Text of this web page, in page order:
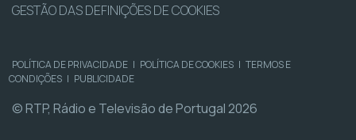
GESTÃO DAS DEFINIÇÕES DE COOKIES
POLÍTICA DE PRIVACIDADE | POLÍTICA DE COOKIES | TERMOS E
CONDIÇÕES | PUBLICIDADE
© RTP, Rádio e Televisão de Portugal 2026